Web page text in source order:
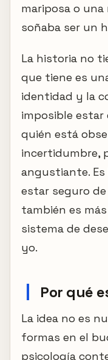
mariposa o
soñaba ser un
La historia no
que tiene es
identidad y la
imposible
quién está
incertidumbre,
angustiante. Es
estar seguro
también es
sistema de
yo.
Por qué
La idea no es
formas en el
psicología